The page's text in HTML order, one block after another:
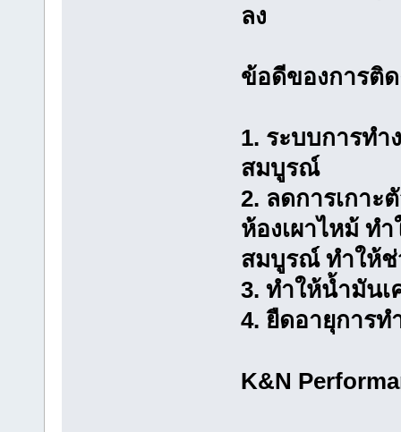
ลง
ข้อดีของการติ
1. ระบบการทำ
สมบูรณ์
2. ลดการเกา
ห้องเผาไหม้ ท
สมบูรณ์ ทำให้ช่
3. ทำให้น้ำมัน
4. ยืดอายุการ
K&N